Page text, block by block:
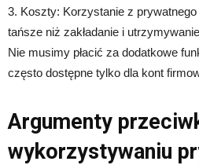
3. Koszty: Korzystanie z
tańsze niż zakładanie i
Nie musimy płacić za dodatkowe
często dostępne tylko dla kont
Argumenty
wykorzystywaniu